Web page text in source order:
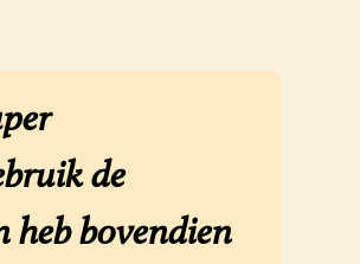
de
heb bovendien